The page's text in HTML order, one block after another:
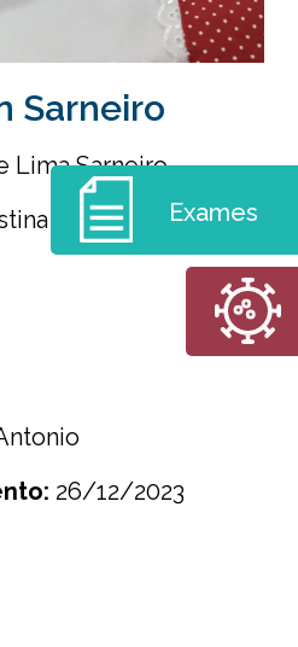
Sarneiro
Lima Sarneiro
Bezan Sarneiro
26/12/2023
Exames